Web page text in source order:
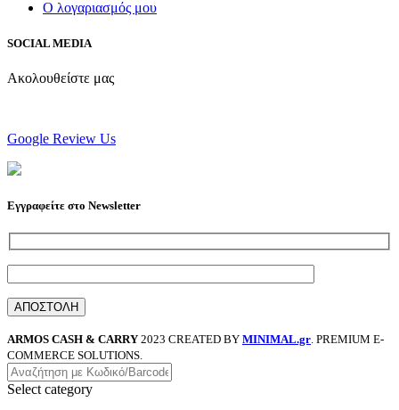
Ο λογαριασμός μου
SOCIAL MEDIA
Ακολουθείστε μας
Google Review Us
Εγγραφείτε στο Newsletter
ARMOS CASH & CARRY 2023 CREATED BY MINIMAL.gr . PREMIUM E-
COMMERCE SOLUTIONS.
Select category